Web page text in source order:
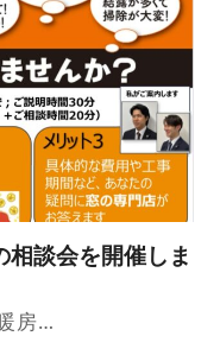
相談会を開催しま
房…